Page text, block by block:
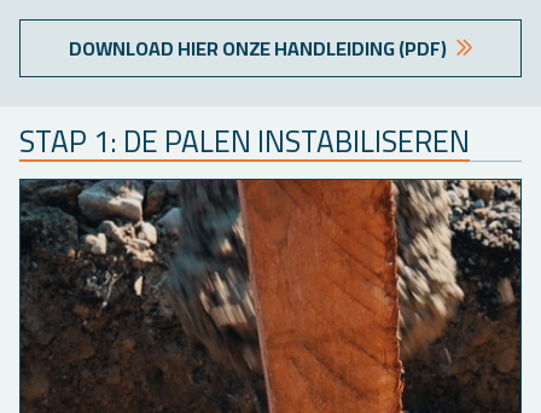
DOWN­LOAD HIER ONZE HAND­LEI­DING (PDF)
STAP 1: DE PALEN IN­STA­BI­LI­SE­REN